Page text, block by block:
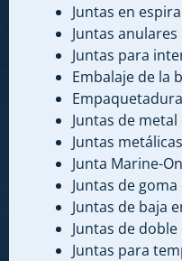
Juntas en
Juntas anulares
Juntas para
Embalaje de la
Juntas de
Juntas
Junta Marine-
Juntas de
Juntas de baja
Juntas de doble
Juntas para